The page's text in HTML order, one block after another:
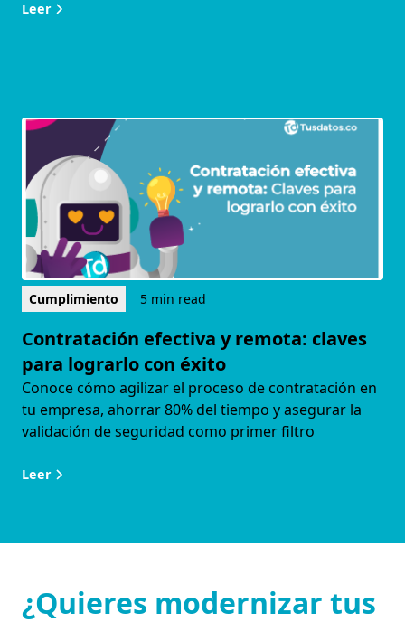
Leer
Cumplimiento 5 min read
Contratación efectiva y remota: claves
para lograrlo con éxito
Conoce cómo agilizar el proceso de contratación en
tu empresa, ahorrar 80% del tiempo y asegurar la
validación de seguridad como primer filtro
Leer
¿Quieres modernizar tus